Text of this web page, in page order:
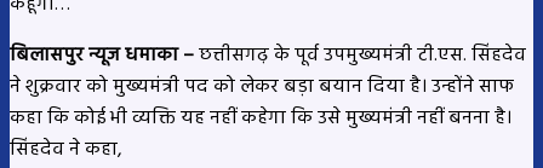
बिलासपुर न्यूज धमाका –छत्तीसगढ़ के पूर्व उपमुख्यमंत्री टी.एस. सिंहदेव
ने शुक्रवार को मुख्यमंत्री पद को लेकर बड़ा बयान दिया है। उन्होंने साफ
कहा कि कोई भी व्यक्ति यह नहीं कहेगा कि उसे मुख्यमंत्री नहीं बनना है।
सिंहदेव ने कहा,